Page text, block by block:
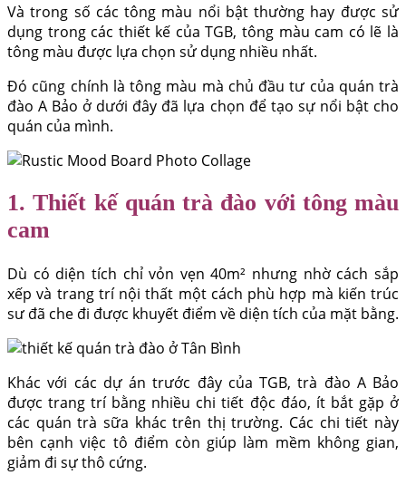
Và trong số các tông màu nổi bật thường hay được sử
dụng trong các thiết kế của TGB, tông màu cam có lẽ là
tông màu được lựa chọn sử dụng nhiều nhất.
Đó cũng chính là tông màu mà chủ đầu tư của quán trà
đào A Bảo ở dưới đây đã lựa chọn để tạo sự nổi bật cho
quán của mình.
1. Thiết kế quán trà đào với tông màu
cam
Dù có diện tích chỉ vỏn vẹn 40m² nhưng nhờ cách sắp
xếp và trang trí nội thất một cách phù hợp mà kiến trúc
sư đã che đi được khuyết điểm về diện tích của mặt bằng.
Khác với các dự án trước đây của TGB, trà đào A Bảo
được trang trí bằng nhiều chi tiết độc đáo, ít bắt gặp ở
các quán trà sữa khác trên thị trường. Các chi tiết này
bên cạnh việc tô điểm còn giúp làm mềm không gian,
giảm đi sự thô cứng.